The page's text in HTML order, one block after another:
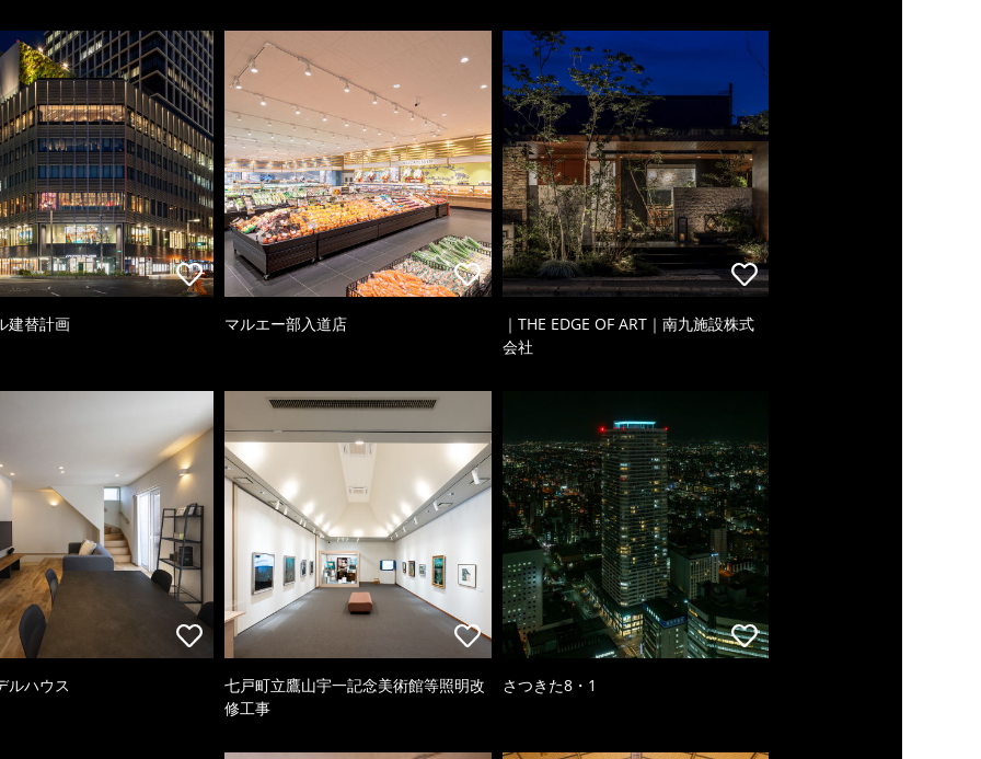
建替計画 マルエー部入道店
｜THE EDGE OF ART｜南九施設株式
会社
ルハウス
七戸町立鷹山宇一記念美術館等照明改
修工事
さつきた8・1